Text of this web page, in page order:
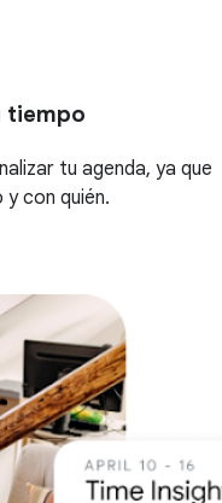
tiempo
tu agenda, ya que
con quién.